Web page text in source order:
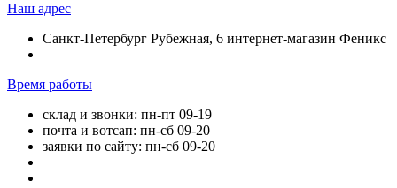
Наш адрес
Санкт-Петербург Рубежная, 6 интернет-магазин Феникс
Время работы
склад и звонки: пн-пт 09-19
почта и вотсап: пн-сб 09-20
заявки по сайту: пн-сб 09-20